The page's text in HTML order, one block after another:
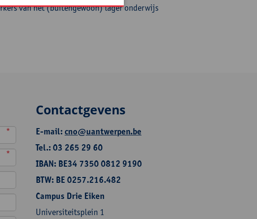
van het (buitengewoon) lager onderwijs
*
*
Contactgevens
E-mail:cno@uantwerpen.be
Tel.: 03 265 29 60
IBAN: BE34 7350 0812 9190
BTW: BE 0257.216.482
Campus Drie Eiken
Universiteitsplein 1